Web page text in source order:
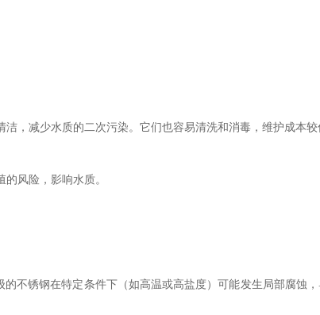
，减少水质的二次污染。它们也容易清洗和消毒，维护成本较
风险，影响水质。
不锈钢在特定条件下（如高温或高盐度）可能发生局部腐蚀